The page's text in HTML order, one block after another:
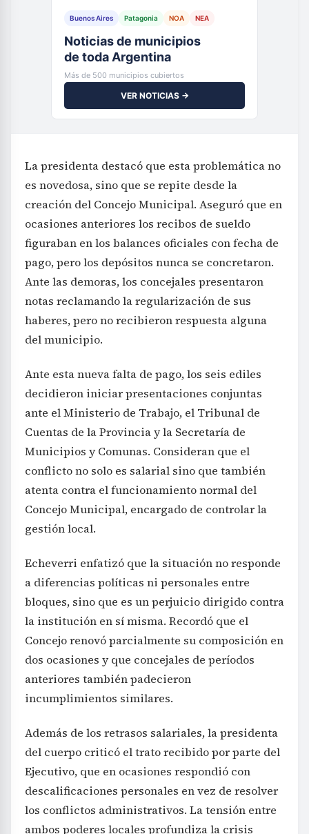
Buenos Aires Patagonia NOA NEA
Noticias de municipios
de toda Argentina
Más de 500 municipios cubiertos
VER NOTICIAS →
La presidenta destacó que esta problemática no
es novedosa, sino que se repite desde la
creación del Concejo Municipal. Aseguró que en
ocasiones anteriores los recibos de sueldo
figuraban en los balances oficiales con fecha de
pago, pero los depósitos nunca se concretaron.
Ante las demoras, los concejales presentaron
notas reclamando la regularización de sus
haberes, pero no recibieron respuesta alguna
del municipio.
Ante esta nueva falta de pago, los seis ediles
decidieron iniciar presentaciones conjuntas
ante el Ministerio de Trabajo, el Tribunal de
Cuentas de la Provincia y la Secretaría de
Municipios y Comunas. Consideran que el
conflicto no solo es salarial sino que también
atenta contra el funcionamiento normal del
Concejo Municipal, encargado de controlar la
gestión local.
Echeverri enfatizó que la situación no responde
a diferencias políticas ni personales entre
bloques, sino que es un perjuicio dirigido contra
la institución en sí misma. Recordó que el
Concejo renovó parcialmente su composición en
dos ocasiones y que concejales de períodos
anteriores también padecieron
incumplimientos similares.
Además de los retrasos salariales, la presidenta
del cuerpo criticó el trato recibido por parte del
Ejecutivo, que en ocasiones respondió con
descalificaciones personales en vez de resolver
los conflictos administrativos. La tensión entre
ambos poderes locales profundiza la crisis